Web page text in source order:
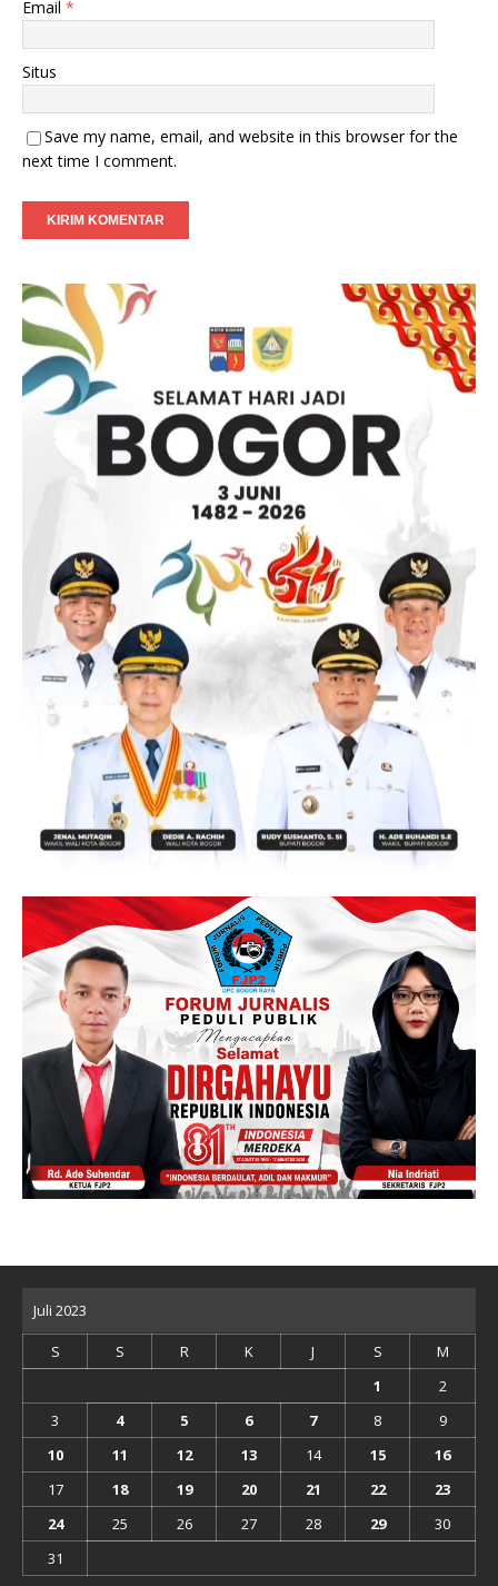
Email *
Situs
Save my name, email, and website in this browser for the
next time I comment.
Juli 2023
S S R K J S
M
1
2
3
4 5 6 7 8
9
10
11 12 13 14 15
16
17
18 19 20 21 22
23
24
25 26 27 28 29
30
31